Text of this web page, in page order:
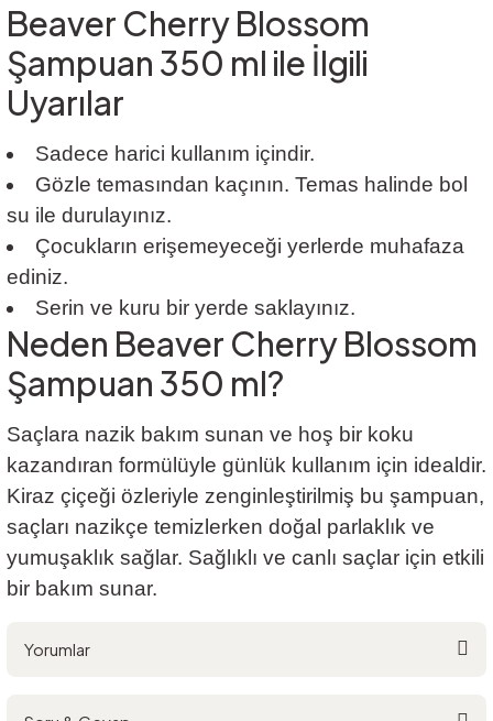
Beaver Cherry Blossom
Şampuan 350 ml ile İlgili
Uyarılar
Sadece harici kullanım içindir.
Gözle temasından kaçının. Temas halinde bol
su ile durulayınız.
Çocukların erişemeyeceği yerlerde muhafaza
ediniz.
Serin ve kuru bir yerde saklayınız.
Neden Beaver Cherry Blossom
Şampuan 350 ml?
Saçlara nazik bakım sunan ve hoş bir koku
kazandıran formülüyle günlük kullanım için idealdir.
Kiraz çiçeği özleriyle zenginleştirilmiş bu şampuan,
saçları nazikçe temizlerken doğal parlaklık ve
yumuşaklık sağlar. Sağlıklı ve canlı saçlar için etkili
bir bakım sunar.
Yorumlar